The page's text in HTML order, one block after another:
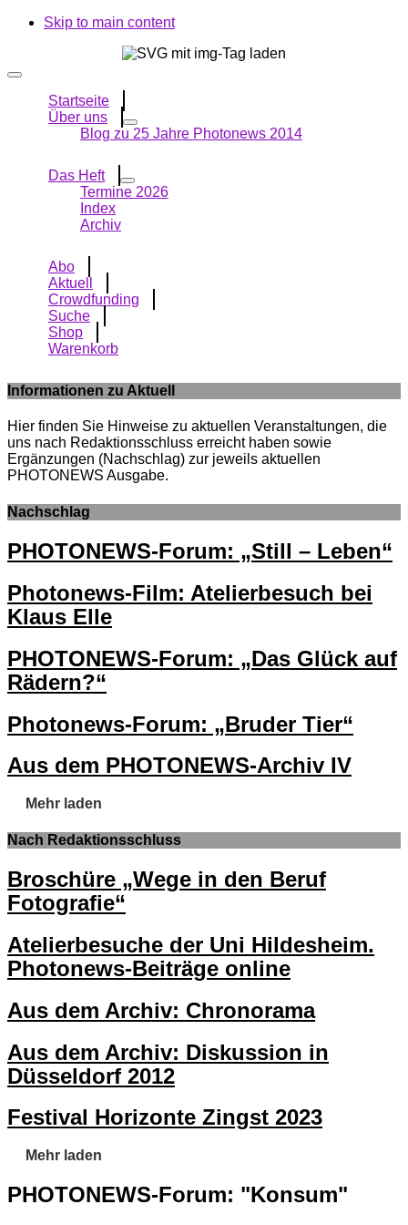
Skip to main content
Startseite
Über uns
Blog zu 25 Jahre Photonews 2014
Das Heft
Termine 2026
Index
Archiv
Abo
Aktuell
Crowdfunding
Suche
Shop
Warenkorb
Informationen zu Aktuell
Hier finden Sie Hinweise zu aktuellen Veranstaltungen, die
uns nach Redaktionsschluss erreicht haben sowie
Ergänzungen (Nachschlag) zur jeweils aktuellen
PHOTONEWS Ausgabe.
Nachschlag
PHOTONEWS-Forum: „Still – Leben“
Photonews-Film: Atelierbesuch bei
Klaus Elle
PHOTONEWS-Forum: „Das Glück auf
Rädern?“
Photonews-Forum: „Bruder Tier“
Aus dem PHOTONEWS-Archiv IV
Mehr laden
Nach Redaktionsschluss
Broschüre „Wege in den Beruf
Fotografie“
Atelierbesuche der Uni Hildesheim.
Photonews-Beiträge online
Aus dem Archiv: Chronorama
Aus dem Archiv: Diskussion in
Düsseldorf 2012
Festival Horizonte Zingst 2023
Mehr laden
PHOTONEWS-Forum: "Konsum"